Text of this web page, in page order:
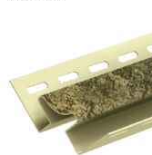
избранное сравнить